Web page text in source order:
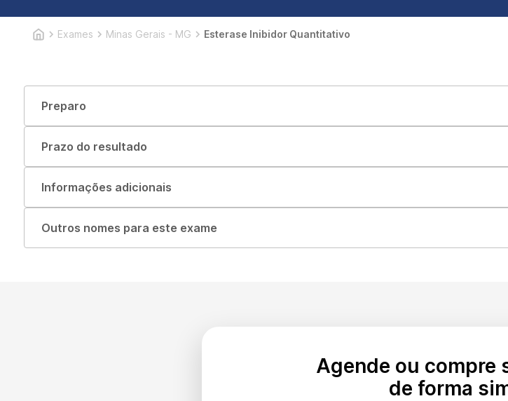
Exames Minas Gerais - MG Esterase Inibidor Quantitativo
Preparo
Prazo do resultado
Informações adicionais
Outros nomes para este exame
Agende ou compre
de forma